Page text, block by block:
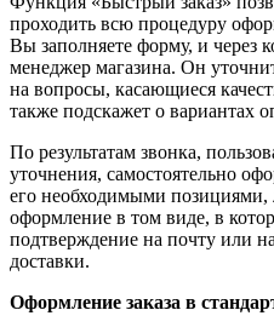
проходить всю процедуру
Вы заполняете форму, и через
менеджер магазина. Он
на вопросы, касающиеся
также подскажет о вариантах
По результатам звонка,
уточнения, самостоятельно
его необходимыми позициями,
оформление в том виде, в
подтверждение на почту или
доставки.
Оформление заказа в